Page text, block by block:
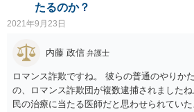
たるのか？
2021年9月23日
内藤 政信 弁護士
ロマンス詐欺ですね。 彼らの普通のやりか
の、ロマンス詐欺団が複数逮捕されました
民の治療に当たる医師だと思わせられていた